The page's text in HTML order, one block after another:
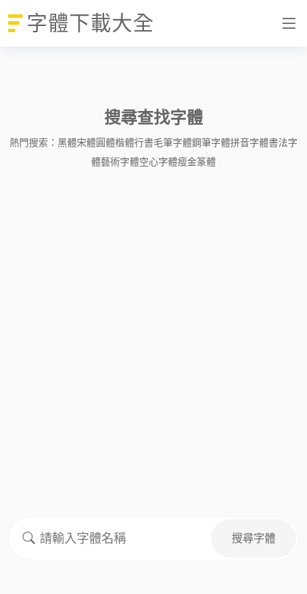
字體下載大全
搜尋查找字體
熱門搜索： 黑體宋體圓體楷體行書毛筆字體鋼筆字體拼音字體書法字
體藝術字體空心字體瘦金篆體